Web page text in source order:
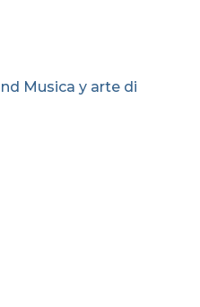
Musica y arte di